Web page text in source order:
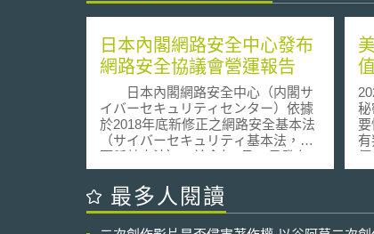
日本內閣網路安全中心發布
網路安全協議會營運報告
日本內閣網路安全中心（内閣サ
イバーセキュリティセンター）依據
於2018年底新修正之網路安全基本法
（サイバーセキュリティ基本法，以
下稱基本法），於今年1月30日發布
網路安全協議會的營運報告（以下稱
營運報告）。 基本法修法原因在於網
路攻擊日趨複雜，若組織受到網路攻
秘
要
密
最多人閱讀